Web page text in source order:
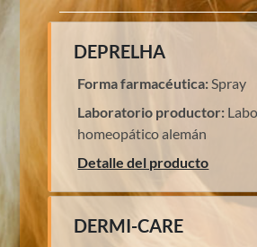
DEPRELHA
Forma farmacéutica: Spray
Laboratorio productor:
homeopático alemán
Detalle del producto
DERMI-CARE